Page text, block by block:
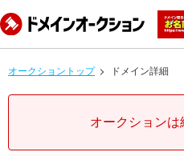
オークショントップ ドメイン詳細
オークションは